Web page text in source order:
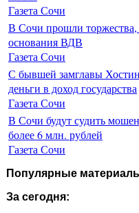
Газета Сочи
В Сочи прошли
основания ВДВ
Газета Сочи
С бывшей замглавы
деньги в доход государства
Газета Сочи
В Сочи будут судить
более 6 млн. рублей
Газета Сочи
Популярные
За сегодня: